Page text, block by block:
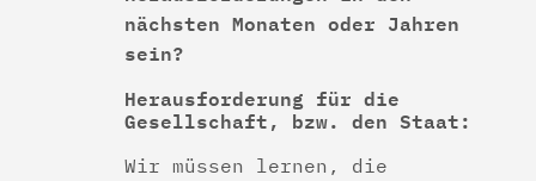
nächsten Monaten oder Jahren
sein?
Herausforderung für die
Gesellschaft, bzw. den Staat:
Wir müssen lernen, die